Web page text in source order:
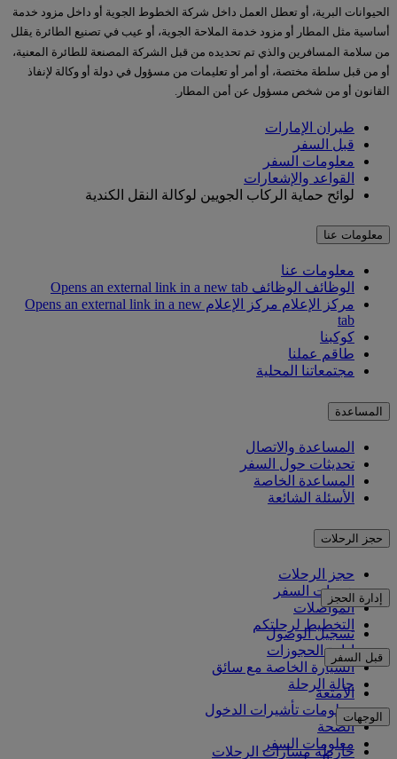
الحيوانات البرية، أو تعطل العمل داخل شركة الخطوط الجوية أو داخل مزود خدمة
أساسية مثل المطار أو مزود خدمة الملاحة الجوية، أو عيب في تصنيع الطائرة يقلل
من سلامة المسافرين والذي تم تحديده من قبل الشركة المصنعة للطائرة المعنية،
أو من قبل سلطة مختصة، أو أمر أو تعليمات من مسؤول في دولة أو وكالة لإنفاذ
القانون أو من شخص مسؤول عن أمن المطار.
طيران الإمارات
قبل السفر
معلومات السفر
القواعد والإشعارات
لوائح حماية الركاب الجويين لوكالة النقل الكندية
معلومات عنا
معلومات عنا
الوظائف الوظائف Opens an external link in a new tab
مركز الإعلام
مركز الإعلام Opens an external link in a new
tab
كوكبنا
طاقم عملنا
مجتمعاتنا المحلية
المساعدة
المساعدة والاتصال
تحديثات حول السفر
المساعدة الخاصة
الأسئلة الشائعة
حجز الرحلات
حجز الرحلات
خدمات السفر
المواصلات
التخطيط لرحلتكم
إدارة الحجز
تسجيل الوصول
إدارة الحجوزات
السيارة الخاصة مع سائق
حالة الرحلة
قبل السفر
الأمتعة
معلومات تأشيرات الدخول
الصحة
معلومات السفر
الوجهات
خارطة مسارات الرحلات